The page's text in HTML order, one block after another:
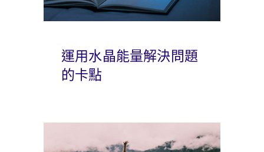
運用水晶能量解決問題
的卡點